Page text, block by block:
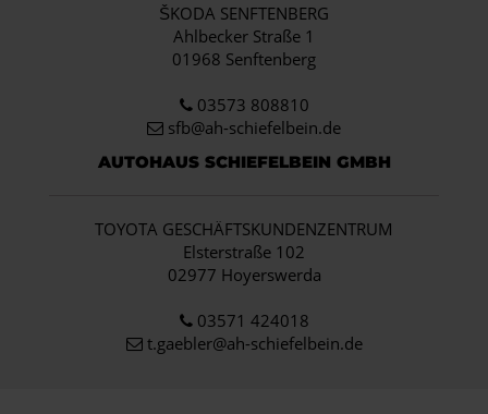
ŠKODA SENFTENBERG
Ahlbecker Straße 1
01968 Senftenberg
03573 808810
sfb@ah-schiefelbein.de
AUTOHAUS SCHIEFELBEIN GMBH
TOYOTA GESCHÄFTSKUNDENZENTRUM
Elsterstraße 102
02977 Hoyerswerda
03571 424018
t.gaebler@ah-schiefelbein.de